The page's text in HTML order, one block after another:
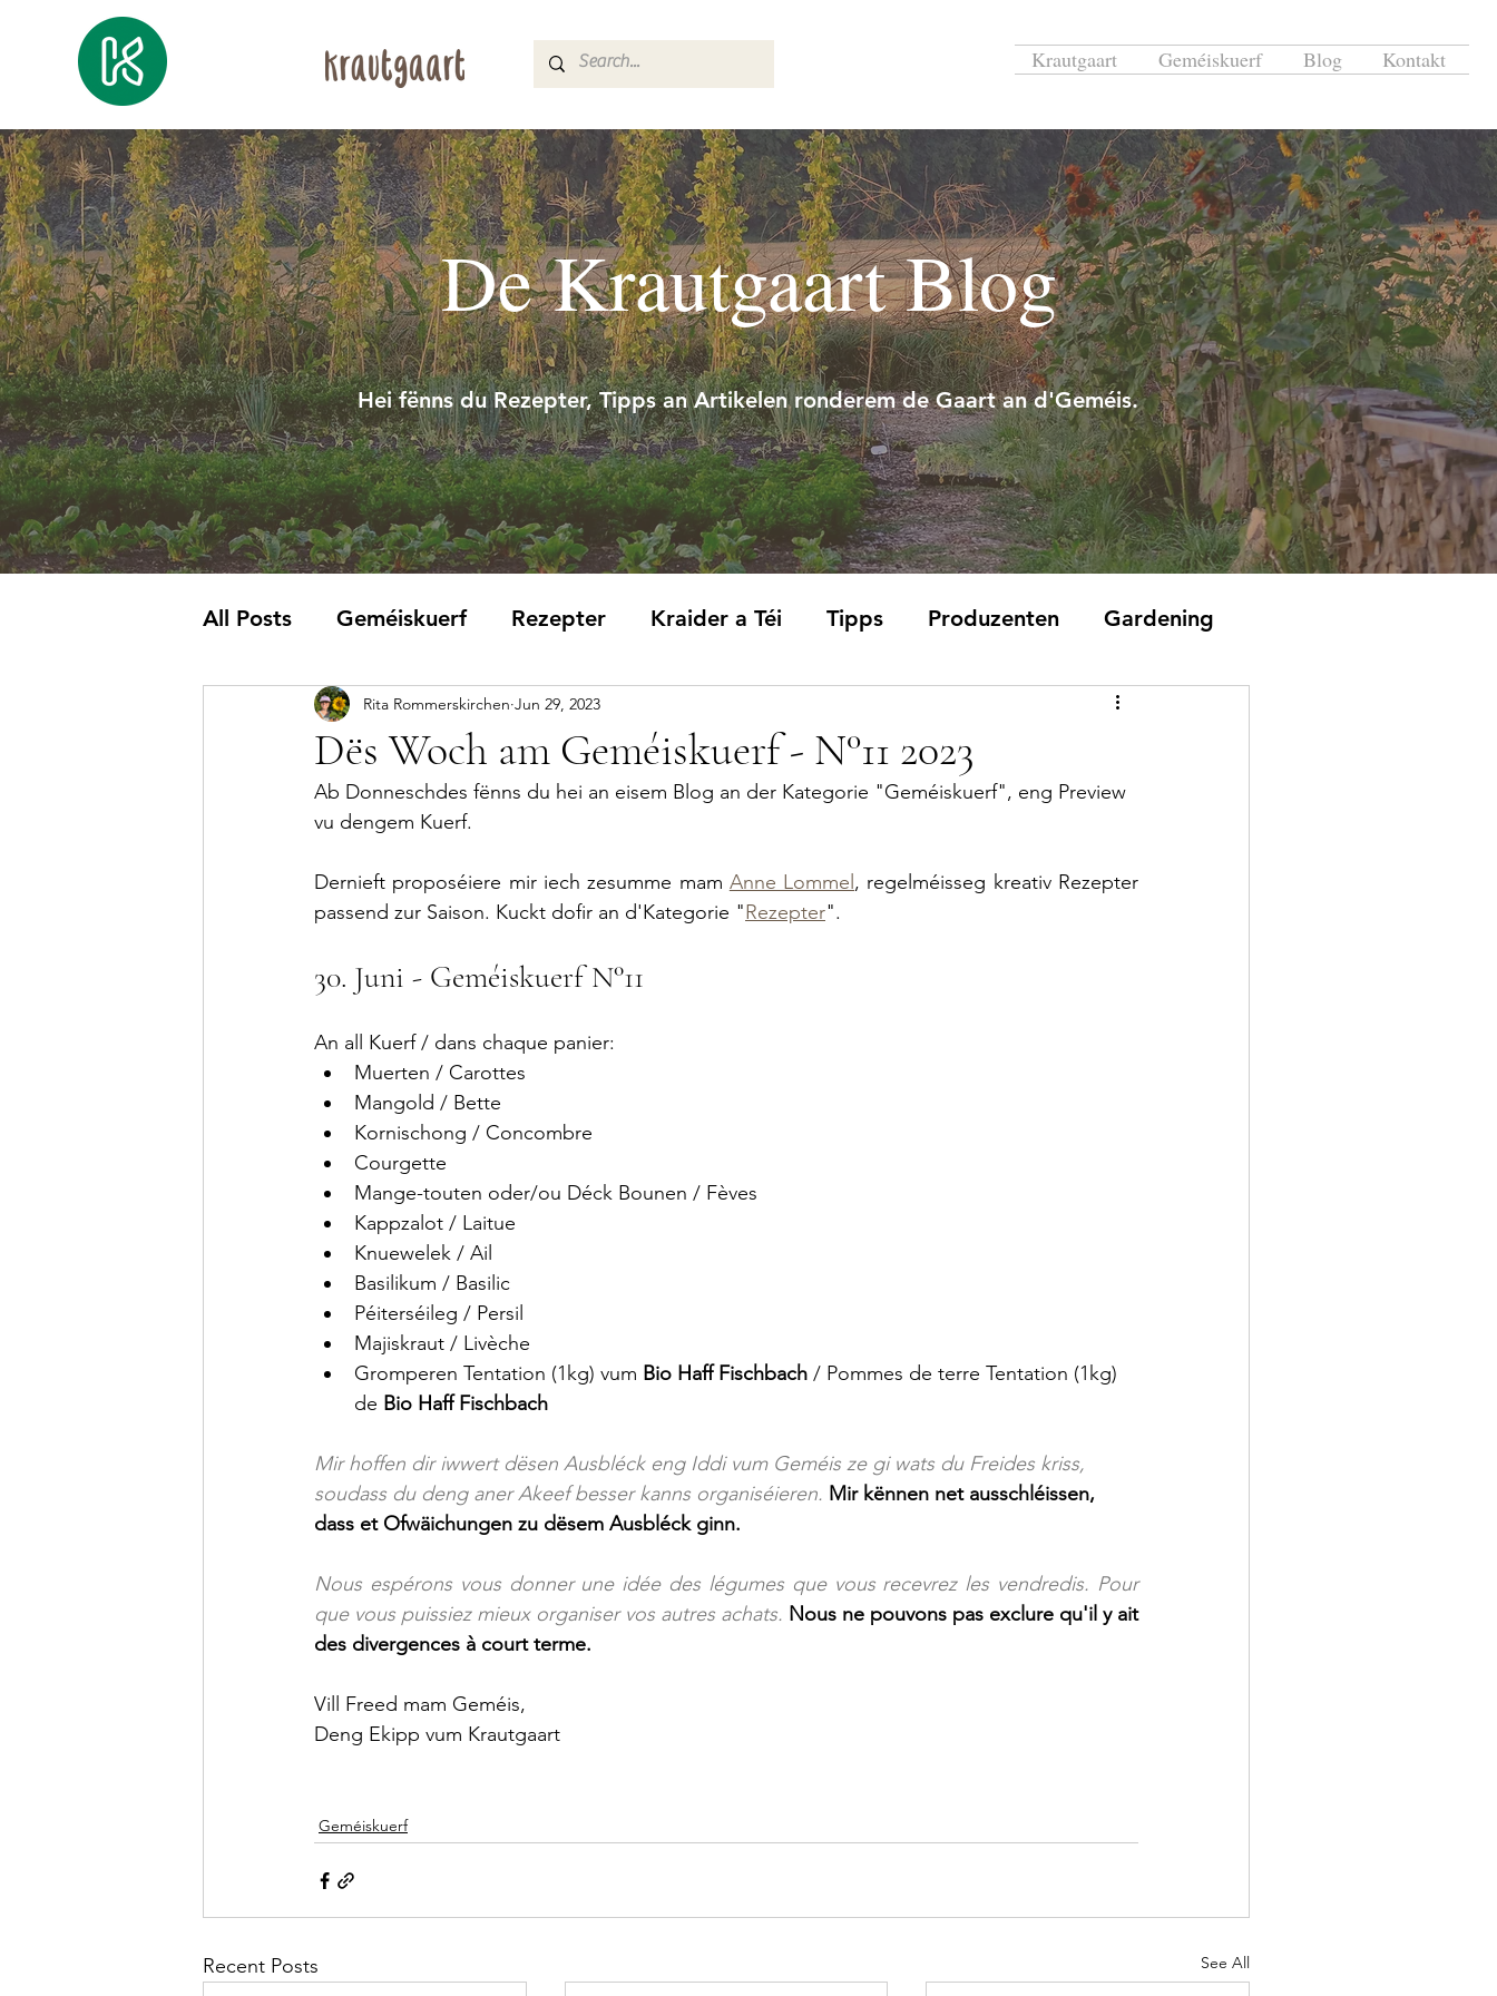
Krautgaart Geméiskuerf Blog Kontakt
De Krautgaart Blog
Hei fënns du Rezepter, Tipps an Artikelen ronderem de Gaart an d'Geméis.
All Posts Geméiskuerf Rezepter Kraider a Téi Tipps Produzenten Gardening
Krautblat
Dës Woch am Geméiskuerf - N°11 2023
Rita Rommerskirchen Jun 29, 2023
Ab Donneschdes fënns du hei an eisem Blog an der Kategorie "Geméiskuerf", eng Preview
vu dengem Kuerf.
Dernieft proposéiere mir iech zesumme mam Anne Lommel , regelméisseg kreativ Rezepter
passend zur Saison. Kuckt dofir an d'Kategorie "Rezepter".
30. Juni - Geméiskuerf N°11
An all Kuerf / dans chaque panier:
Muerten / Carottes
Mangold / Bette
Kornischong / Concombre
Courgette
Mange-touten oder/ou Déck Bounen / Fèves
Kappzalot / Laitue
Knuewelek / Ail
Basilikum / Basilic
Péiterséileg / Persil
Majiskraut / Livèche
Gromperen Tentation (1kg) vum Bio Haff Fischbach / Pommes de terre Tentation (1kg)
de Bio Haff Fischbach
Mir hoffen dir iwwert dësen Ausbléck eng Iddi vum Geméis ze gi wats du Freides kriss,
soudass du deng aner Akeef besser kanns organiséieren. Mir kënnen net ausschléissen,
dass et Ofwäichungen zu dësem Ausbléck ginn.
Nous espérons vous donner une idée des légumes que vous recevrez les vendredis. Pour
que vous puissiez mieux organiser vos autres achats. Nous ne pouvons pas exclure qu'il y ait
des divergences à court terme.
Vill Freed mam Geméis,
Deng Ekipp vum Krautgaart
Geméiskuerf
Recent Posts See All